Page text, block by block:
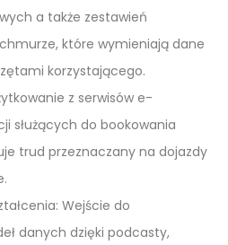
a także zestawień
które wymieniają dane
korzystającego.
z serwisów e-
służących do bookowania
trud przeznaczany na dojazdy
Wejście do
danych dzięki podcasty,